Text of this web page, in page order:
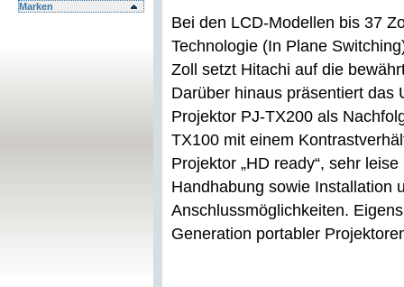
Marken
Bei den LCD-Modellen bis 37
Technologie (In Plane
Zoll setzt Hitachi auf die
Darüber hinaus präsentiert das
Projektor PJ-TX200 als
TX100 mit einem
Projektor „HD ready“, sehr
Handhabung sowie Installation
Anschlussmöglichkeiten.
Generation portabler